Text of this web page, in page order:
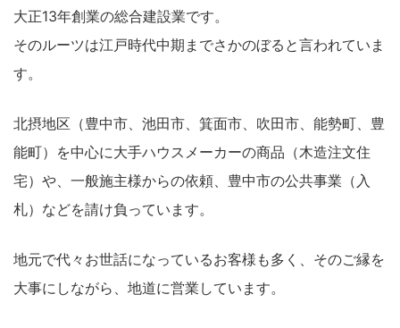
大正13年創業の総合建設業です。
そのルーツは江戸時代中期までさかのぼると言われていま
す。
北摂地区（豊中市、池田市、箕面市、吹田市、能勢町、豊
能町）を中心に大手ハウスメーカーの商品（木造注文住
宅）や、一般施主様からの依頼、豊中市の公共事業（入
札）などを請け負っています。
地元で代々お世話になっているお客様も多く、そのご縁を
大事にしながら、地道に営業しています。